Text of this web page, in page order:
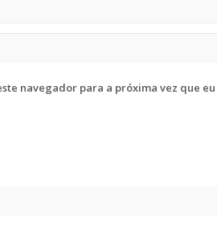
navegador para a próxima vez que